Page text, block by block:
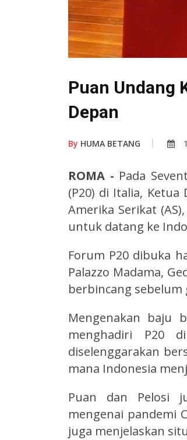
Puan Undang
Depan
By HUMA BETANG
ROMA - Pada
(P20) di Italia,
Amerika Serikat
untuk datang ke
Forum P20 dibuka
Palazzo Madama,
berbincang sebelum
Mengenakan baju
menghadiri P20
diselenggarakan
mana Indonesia
Puan dan Pelosi
mengenai pandemi
juga menjelaskan